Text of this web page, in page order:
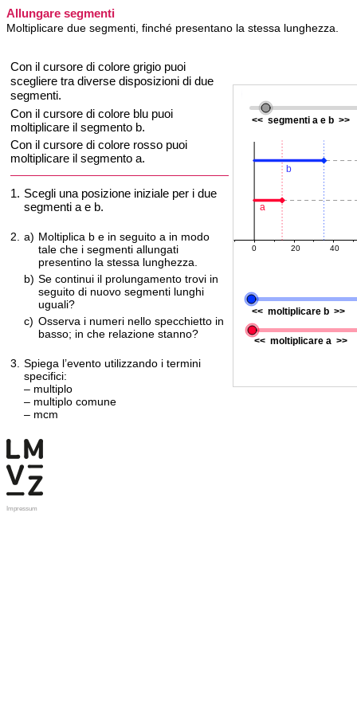
Allungare segmenti
Moltiplicare due segmenti, finché presentano la stessa lunghezza.
Con il cursore di colore grigio puoi
scegliere tra diverse disposizioni di due
segmenti.
Con il cursore di colore blu puoi
moltiplicare il segmento b.
Con il cursore di colore rosso puoi
moltiplicare il segmento a.
1. Scegli una posizione iniziale per i due
segmenti a e b.
2. a) Moltiplica b e in seguito a in modo
tale che i segmenti allungati
presentino la stessa lunghezza.
b) Se continui il prolungamento trovi in
seguito di nuovo segmenti lunghi
uguali?
c) Osserva i numeri nello specchietto in
basso; in che relazione stanno?
3.
Spiega l’evento utilizzando i termini
specifici:
– multiplo
– multiplo comune
– mcm
Impressum